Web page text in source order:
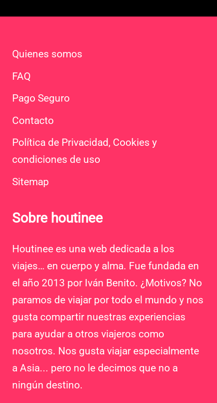
Quienes somos
FAQ
Pago Seguro
Contacto
Política de Privacidad, Cookies y
condiciones de uso
Sitemap
Sobre houtinee
Houtinee es una web dedicada a los
viajes… en cuerpo y alma. Fue fundada en
el año 2013 por Iván Benito. ¿Motivos? No
paramos de viajar por todo el mundo y nos
gusta compartir nuestras experiencias
para ayudar a otros viajeros como
nosotros. Nos gusta viajar especialmente
a Asia... pero no le decimos que no a
ningún destino.